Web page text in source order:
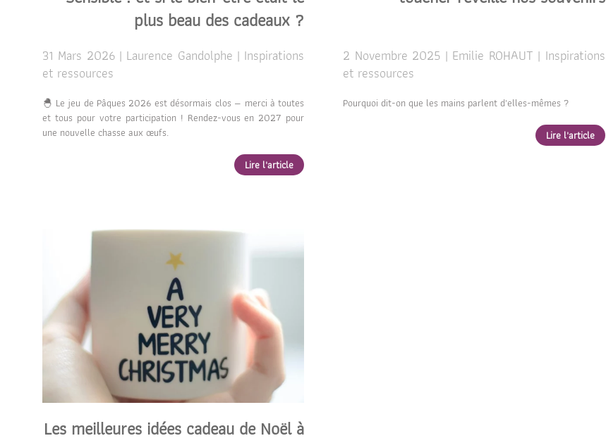
plus beau des cadeaux ?
31 Mars 2026 | Laurence Gandolphe | Inspirations
et ressources
🐣 Le jeu de Pâques 2026 est désormais clos — merci à toutes
et tous pour votre participation ! Rendez-vous en 2027 pour
une nouvelle chasse aux œufs.
Lire l'article
2 Novembre 2025 | Emilie ROHAUT | Inspirations
et ressources
Pourquoi dit-on que les mains parlent d'elles-mêmes ?
Lire l'article
Les meilleures idées cadeau de Noël à